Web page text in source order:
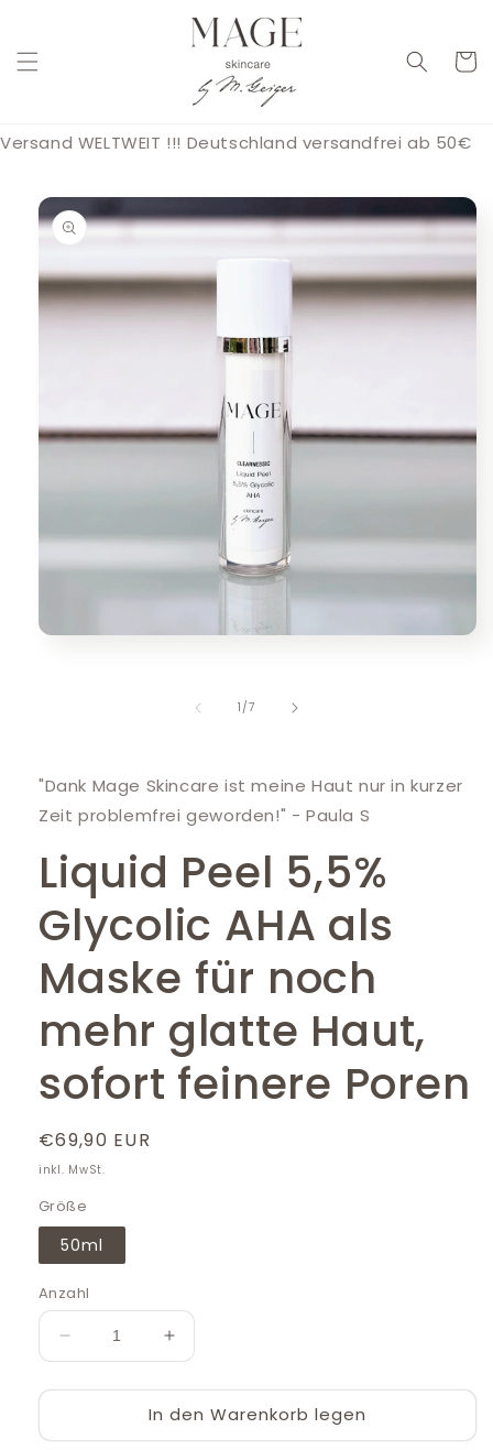
Versand WELTWEIT !!! Deutschland versandfrei ab 50€
1 /von
7
"Dank Mage Skincare ist meine Haut nur in kurzer
Zeit problemfrei geworden!" - Paula S
Liquid Peel 5,5%
Glycolic AHA als
Maske für noch
mehr glatte Haut,
sofort feinere Poren
Normaler
Preis
€69,90 EUR
inkl. MwSt.
Größe
50ml
Anzahl
Verringere
die
Menge
Liquid
Erhöhe
die
Menge
für
Liquid
In den Warenkorb legen